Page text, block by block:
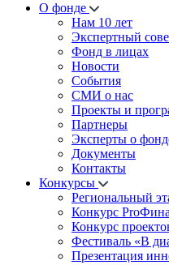
О фонде
Нам 10 лет
Экспертный
Фонд в лицах
Новости
События
СМИ о нас
Проекты и
Партнеры
Эксперты о
Документы
Контакты
Конкурсы
Региональный
Конкурс
Конкурс
Фестиваль «В
Презентация